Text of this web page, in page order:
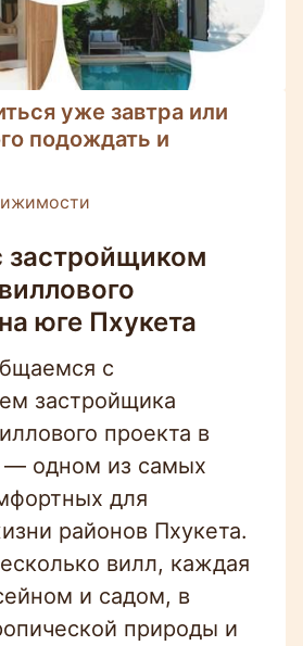
уже завтра или
подождать и
застройщиком
юге Пхукета
с
застройщика
проекта в
— одном из самых
для
районов Пхукета.
вилл, каждая
и садом, в
природы и